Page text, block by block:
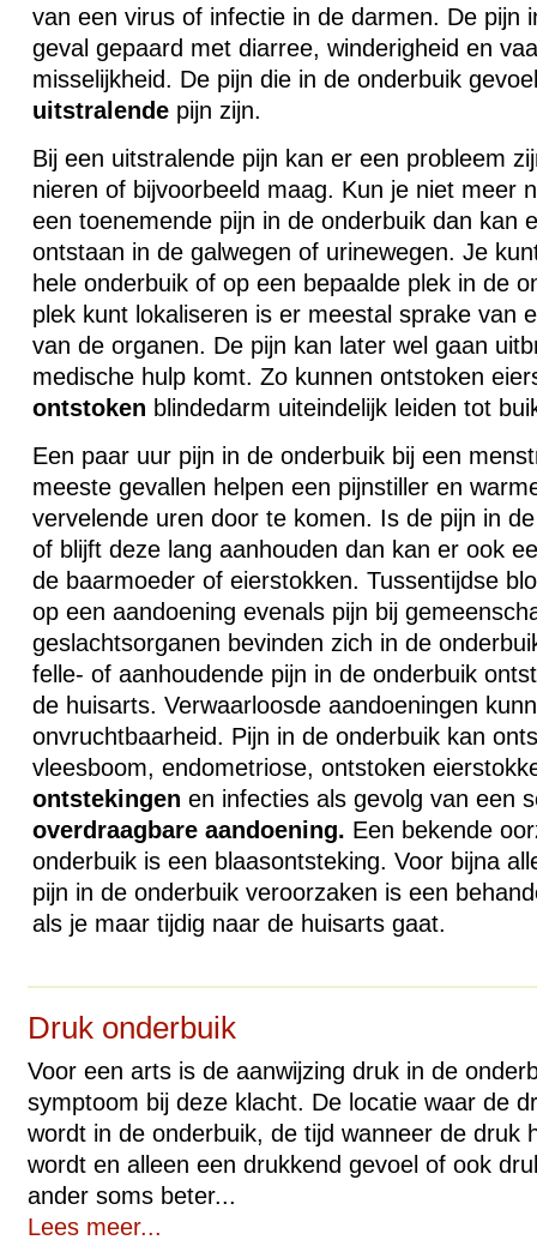
van een virus of infectie in de darmen. De pijn
geval gepaard met diarree, winderigheid en
misselijkheid. De pijn die in de onderbuik
uitstralendepijn zijn.
Bij een uitstralende pijn kan er een probleem
nieren of bijvoorbeeld maag. Kun je niet meer
een toenemende pijn in de onderbuik dan kan
ontstaan in de galwegen of urinewegen. Je
hele onderbuik of op een bepaalde plek in de
plek kunt lokaliseren is er meestal sprake van
van de organen. De pijn kan later wel gaan
medische hulp komt. Zo kunnen ontstoken
ontstoken blindedarm uiteindelijk leiden tot
Een paar uur pijn in de onderbuik bij een
meeste gevallen helpen een pijnstiller en
vervelende uren door te komen. Is de pijn in
of blijft deze lang aanhouden dan kan er ook
de baarmoeder of eierstokken. Tussentijdse
op een aandoening evenals pijn bij
geslachtsorganen bevinden zich in de
felle- of aanhoudende pijn in de onderbuik
de huisarts. Verwaarloosde aandoeningen
onvruchtbaarheid. Pijn in de onderbuik kan
vleesboom, endometriose, ontstoken
ontstekingen en infecties als gevolg van een
overdraagbare aandoening. Een bekende
onderbuik is een blaasontsteking. Voor bijna
pijn in de onderbuik veroorzaken is een
als je maar tijdig naar de huisarts gaat.
Druk onderbuik
Voor een arts is de aanwijzing druk in de
symptoom bij deze klacht. De locatie waar de
wordt in de onderbuik, de tijd wanneer de druk
wordt en alleen een drukkend gevoel of ook
ander soms beter...
Lees meer...